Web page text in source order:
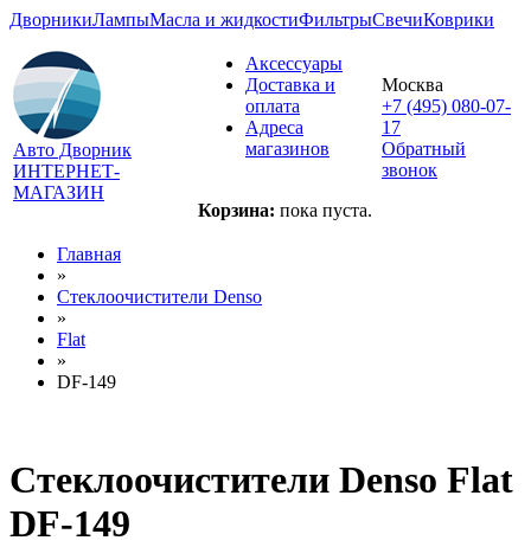
ДворникиЛампыМасла и жидкостиФильтрыСвечиКоврики
Авто Дворник
ИНТЕРНЕТ-
МАГАЗИН
Аксессуары
Доставка и
оплата
Адреса
магазинов
Корзина: пока пуста.
Москва
+7 (495) 080-07-
17
Обратный
звонок
Главная
»
Стеклоочистители Denso
»
Flat
»
DF-149
Стеклоочистители Denso Flat
DF-149